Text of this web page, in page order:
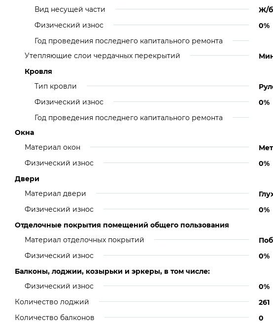
Вид несущей части
Ж/б
Физический износ
0%
Год проведения последнего капитального ремонта
Утепляющие слои чердачных перекрытий
Кровля
Тип кровли
Физический износ
0%
Год проведения последнего капитального ремонта
Окна
Материал окон
Физический износ
0%
Двери
Материал двери
Физический износ
0%
Отделочные покрытия помещений общего пользования
Материал отделочных покрытий
Физический износ
0%
Балконы, лоджии, козырьки и эркеры, в том числе:
Физический износ
0%
Количество лоджий
261
Количество балконов
0